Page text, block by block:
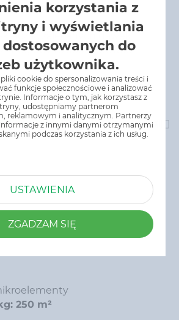
tygodni przez cały okres
zalecanych dawek
mogłoby to spowodować
roślin.
250 m²
korzystania z
i wyświetlania
do
użytkownika.
cookie do spersonalizowania treści i
funkcje społecznościowe i analizować
Informacje o tym, jak korzystasz z
udostępniamy partnerom
reklamowym i analitycznym. Partnerzy
z innymi danymi otrzymanymi
podczas korzystania z ich usług.
USTAWIENIA
ZGADZAM SIĘ